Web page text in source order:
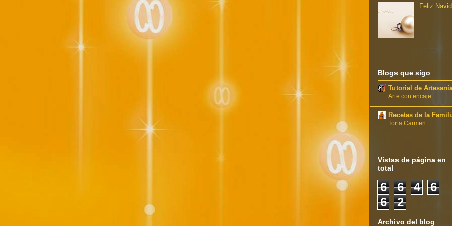
Feliz
Blogs que sigo
Tutorial de
Arte con encaje
Recetas de la
Torta Carmen
Vistas de página en
total
6 6 4
6
6
2
Archivo del blog